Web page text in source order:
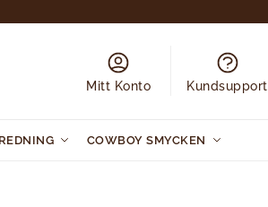
Mitt Konto Kundsupport
COWBOY SMYCKEN